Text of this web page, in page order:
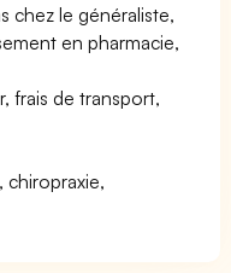
chez le généraliste,
en pharmacie,
frais de transport,
chiropraxie,